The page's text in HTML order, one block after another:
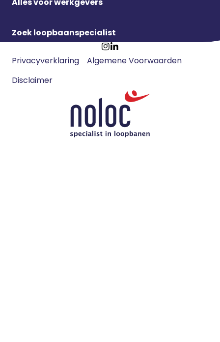
Alles voor werkgevers
Zoek loopbaanspecialist
GaGa
Footer
navigatie
Privacyverklaring
Algemene Voorwaarden
Disclaimer